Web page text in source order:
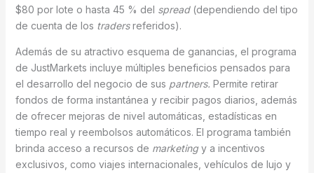
$80 por lote o hasta 45 % del spread(dependiendo del tipo
de cuenta de los tradersreferidos).
Además de su atractivo esquema de ganancias, el programa
de JustMarkets incluye múltiples beneficios pensados para
el desarrollo del negocio de sus partners. Permite retirar
fondos de forma instantánea y recibir pagos diarios, además
de ofrecer mejoras de nivel automáticas, estadísticas en
tiempo real y reembolsos automáticos. El programa también
brinda acceso a recursos de marketingy a incentivos
exclusivos, como viajes internacionales, vehículos de lujo y